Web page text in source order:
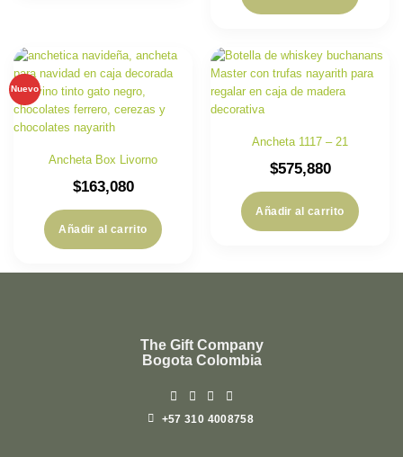
Nuevo
Ancheta Box Livorno
$163,080
Añadir al carrito
Ancheta 1117 – 21
$575,880
Añadir al carrito
The Gift Company
Bogota Colombia
+57 310 4008758